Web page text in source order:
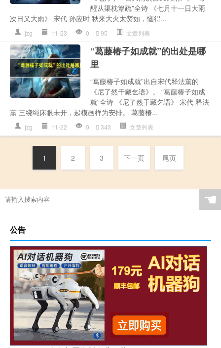
醒从渠枕簟疏”全诗 《七月十一日大雨
次日又大雨》 宋代 孙应时 秋来大火太焚如，恼得...
jzg 11-23 0 95 文章列表
“葛藤椿子如成就”的出处是哪
里
“葛藤椿子如成就”出自宋代释法薰的
《尼了然干藏乞语》。 “葛藤椿子如成
就”全诗 《尼了然干藏乞语》 宋代 释法
薰 三绕绳床眼未开，起模画样为安排。 葛藤椿...
jzg 11-22 0 343 文章列表
1 2 3 下一页 尾页
☚
公告